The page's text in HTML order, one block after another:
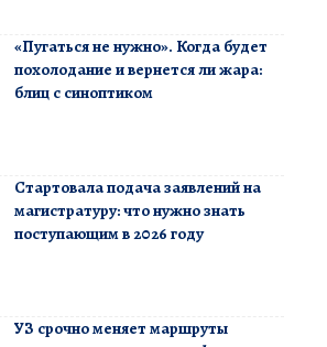
«Пугаться не нужно». Когда будет
похолодание и вернется ли жара:
блиц с синоптиком
Стартовала подача заявлений на
магистратуру: что нужно знать
поступающим в 2026 году
УЗ срочно меняет маршруты